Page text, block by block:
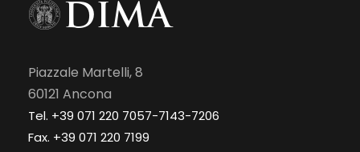
Piazzale Martelli, 8
60121 Ancona
Tel. +39 071 220 7057-7143-7206
Fax. +39 071 220 7199